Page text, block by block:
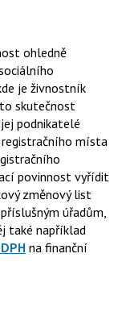
ohledně
je živnostník
skutečnost
podnikatelé
místa
povinnost vyřídit
změnový list
úřadům,
také například
na finanční